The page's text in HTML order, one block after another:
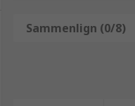
Sammenlign (0/8)